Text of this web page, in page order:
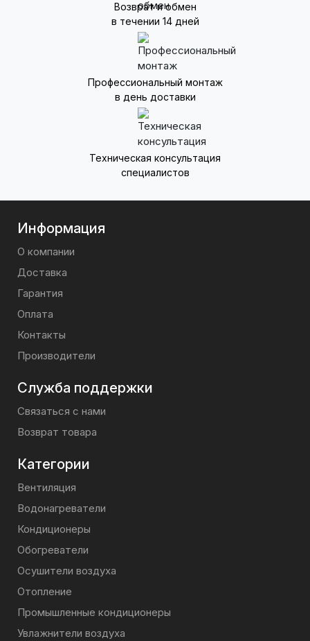
Возврат и обмен
в течении 14 дней
Профессиональный монтаж
в день доставки
Техническая консультация
специалистов
Информация
О компании
Доставка
Гарантия
Оплата
Контакты
Производители
Служба поддержки
Связаться с нами
Возврат товара
Категории
Вентиляция
Водонагреватели
Кондиционеры
Обогреватели
Осушители воздуха
Отопление
Промышленные кондиционеры
Увлажнители воздуха